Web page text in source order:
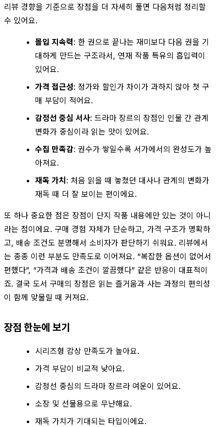
리뷰 경향을 기준으로 장점을 더 자세히 풀면 다음처럼 정리할
수 있어요.
몰입 지속력: 한 권으로 끝나는 재미보다 다음 권을 기
대하게 만드는 구조라서, 연재 작품 특유의 흡입력이
있어요.
가격 접근성: 정가와 할인가 차이가 과하지 않아 첫 구
매 부담이 적어요.
감정선 중심 서사: 드라마 장르의 장점인 인물 간 관계
변화가 중심이라 읽는 맛이 있어요.
수집 만족감: 권수가 쌓일수록 서가에서의 완성도가 높
아져요.
재독 가치: 처음 읽을 때 놓쳤던 대사나 관계의 변화가
재독 때 더 잘 보이는 편이에요.
또 하나 중요한 점은 장점이 단지 작품 내용에만 있는 것이 아니
라는 점이에요. 구매 경험 자체가 단순하고, 가격 구조가 명확하
고, 배송 조건도 분명해서 소비자가 판단하기 쉬워요. 리뷰에서
는 종종 이런 부분도 만족도로 이어져요. “복잡한 옵션이 없어서
편했다”, “가격과 배송 조건이 깔끔했다” 같은 반응이 대표적이
죠. 결국 도서 구매의 장점은 읽는 즐거움과 사는 과정의 편의성
이 함께 맞물릴 때 커져요.
장점 한눈에 보기
시리즈형 감상 만족도가 높아요.
가격 부담이 비교적 낮아요.
감정선 중심의 드라마 장르라 여운이 있어요.
소장 및 선물용으로 무난해요.
재독 가치가 기대되는 타입이에요.